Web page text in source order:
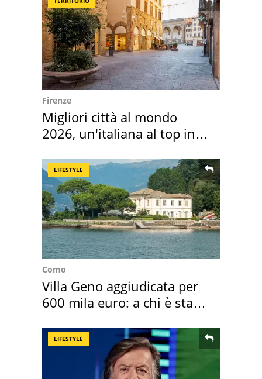
Firenze
Migliori città al mondo
2026, un'italiana al top in
LIFESTYLE
Como
Villa Geno aggiudicata per
600 mila euro: a chi è stata
LIFESTYLE